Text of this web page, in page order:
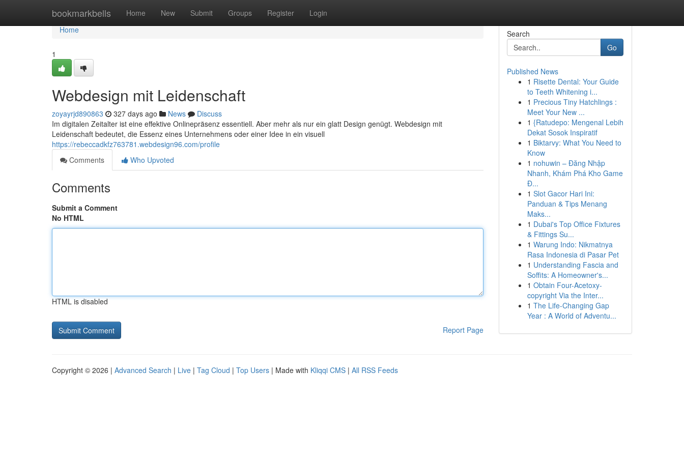
bookmarkbells Home New Submit Groups Register Login
Home
Home
1
Webdesign mit Leidenschaft
zoyayrjd890863 327 days ago News
Discuss
Im digitalen Zeitalter ist eine effektive Onlinepräsenz essentiell. Aber mehr als nur ein glatt Design genügt. Webdesign mit
Leidenschaft bedeutet, die Essenz eines Unternehmens oder einer Idee in ein visuell
https://rebeccadkfz763781.webdesign96.com/profile
Comments
Who Upvoted
Comments
Submit a Comment
No HTML
HTML is disabled
Report Page
Search
Go
Published News
1 Risette Dental: Your Guide
to Teeth Whitening i...
1 Precious Tiny Hatchlings :
Meet Your New ...
1 {Ratudepo: Mengenal Lebih
Dekat Sosok Inspiratif
1 Biktarvy: What You Need to
Know
1 nohuwin – Đăng Nhập
Nhanh, Khám Phá Kho Game
Đ...
1 Slot Gacor Hari Ini:
Panduan & Tips Menang
Maks...
1 Dubai's Top Office Fixtures
& Fittings Su...
1 Warung Indo: Nikmatnya
Rasa Indonesia di Pasar Pet
1 Understanding Fascia and
Soffits: A Homeowner's...
1 Obtain Four-Acetoxy-
copyright Via the Inter...
1 The Life-Changing Gap
Year : A World of Adventu...
Copyright © 2026 | Advanced Search | Live | Tag Cloud | Top Users | Made with Kliqqi CMS | All RSS Feeds